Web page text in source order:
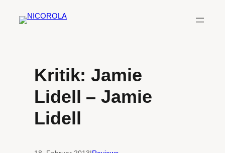
Inhalt
Kritik: Jamie
Lidell – Jamie
Lidell